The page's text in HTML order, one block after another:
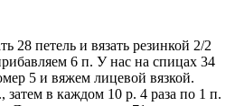
28 петель и вязать резинкой 2/2
6 п. У нас на спицах 34
5 и вяжем лицевой вязкой.
в каждом 10 р. 4 раза по 1 п.